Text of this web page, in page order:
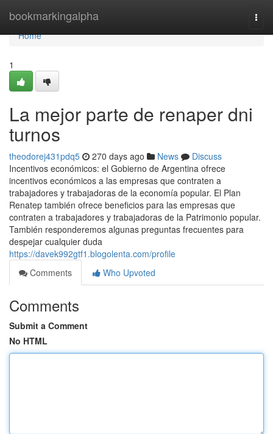
bookmarkingalpha
Home
Home
1
La mejor parte de renaper dni
turnos
theodorej431pdq5 270 days ago News
Discuss
Incentivos económicos: el Gobierno de Argentina ofrece
incentivos económicos a las empresas que contraten a
trabajadores y trabajadoras de la economía popular. El Plan
Renatep también ofrece beneficios para las empresas que
contraten a trabajadores y trabajadoras de la Patrimonio popular.
También responderemos algunas preguntas frecuentes para
despejar‍ cualquier duda
https://davek992gtf1.blogolenta.com/profile
Comments
Who Upvoted
Comments
Submit a Comment
No HTML